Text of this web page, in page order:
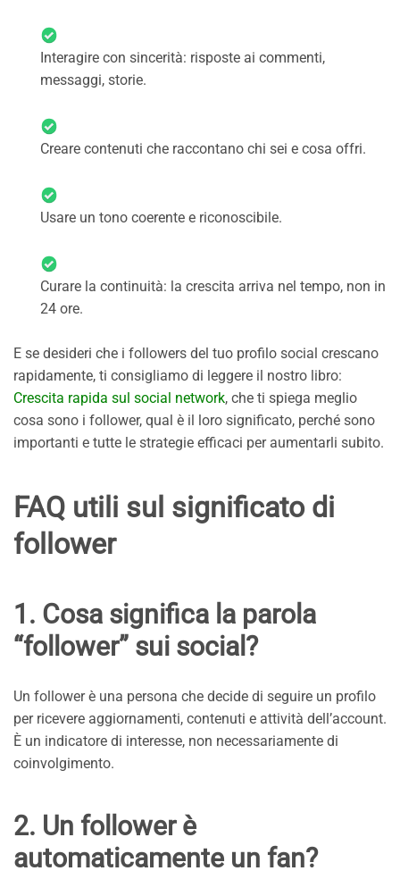
Interagire con sincerità: risposte ai commenti,
messaggi, storie.
Creare contenuti che raccontano chi sei e cosa offri.
Usare un tono coerente e riconoscibile.
Curare la continuità: la crescita arriva nel tempo, non in
24 ore.
E se desideri che i followers del tuo profilo social crescano
rapidamente, ti consigliamo di leggere il nostro libro:
Crescita rapida sul social network, che ti spiega meglio
cosa sono i follower, qual è il loro significato, perché sono
importanti e tutte le strategie efficaci per aumentarli subito.
FAQ utili sul significato di
follower
1. Cosa significa la parola
“follower” sui social?
Un follower è una persona che decide di seguire un profilo
per ricevere aggiornamenti, contenuti e attività dell’account.
È un indicatore di interesse, non necessariamente di
coinvolgimento.
2. Un follower è
automaticamente un fan?